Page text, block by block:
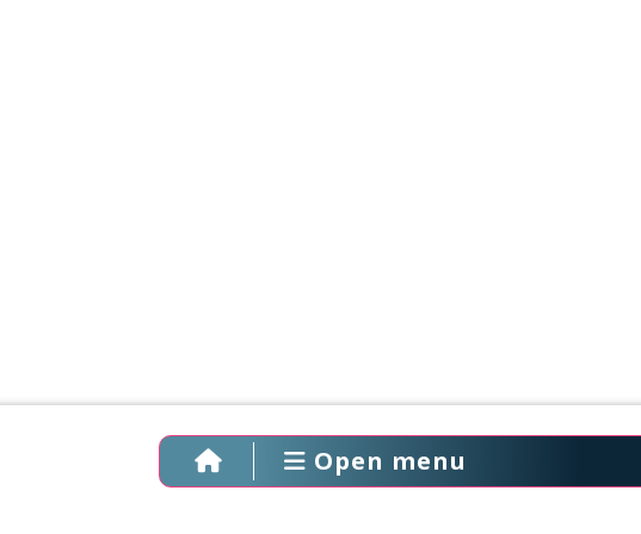
Open menu